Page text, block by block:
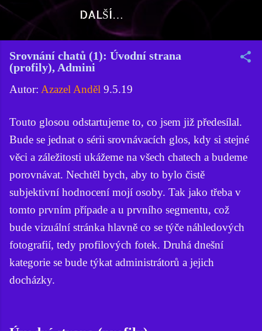
DALŠÍ…
Srovnání chatů (1): Úvodní strana
(profily), Admini
Autor: Azazel Anděl 9.5.19
Touto glosou odstartujeme to, co jsem již předesílal.
Bude se jednat o sérii srovnávacích glos, kdy si stejné
věci a záležitosti ukážeme na všech chatech a budeme
porovnávat. Nechtěl bych, aby to bylo čistě
subjektivní hodnocení mojí osoby. Tak jako třeba v
tomto prvním případe a u prvního segmentu, což
bude vizuální stránka hlavně co se týče náhledových
fotografií, tedy profilových fotek. Druhá dnešní
kategorie se bude týkat administrátorů a jejich
docházky.